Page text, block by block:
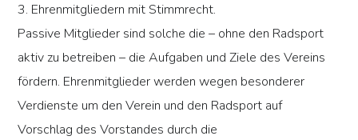
3. Ehrenmitgliedern mit Stimmrecht.
Passive Mitglieder sind solche die – ohne den Radsport
aktiv zu betreiben – die Aufgaben und Ziele des Vereins
fördern. Ehrenmitglieder werden wegen besonderer
Verdienste um den Verein und den Radsport auf
Vorschlag des Vorstandes durch die